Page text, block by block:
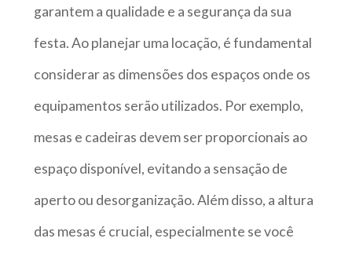
garantem a qualidade e a segurança da sua
festa. Ao planejar uma locação, é fundamental
considerar as dimensões dos espaços onde os
equipamentos serão utilizados. Por exemplo,
mesas e cadeiras devem ser proporcionais ao
espaço disponível, evitando a sensação de
aperto ou desorganização. Além disso, a altura
das mesas é crucial, especialmente se você